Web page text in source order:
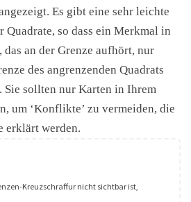
Es gibt eine sehr leichte
Quadrate, so dass ein Merkmal in
das an der Grenze aufhört, nur
des angrenzenden Quadrats
Sie sollten nur Karten in Ihrem
um ‘Konflikte’ zu vermeiden, die
erklärt werden.
Kreuzschraffur nicht sichtbar ist,